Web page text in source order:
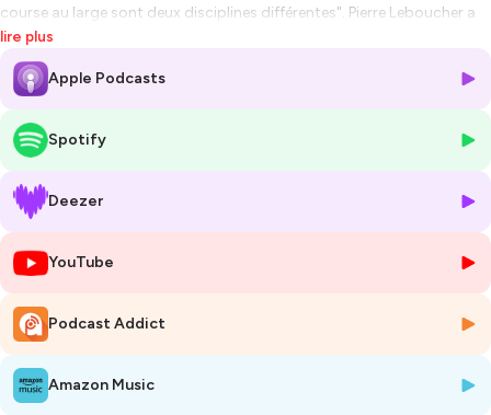
course au large sont deux disciplines différentes". Pierre Leboucher a
longtemps été un pur produit du 470, qu’il a pratiqué pendant plus
de dix ans avec Vincent Garos. Ensemble, ils remportent plusieurs
titres de champion de France, des étapes de Coupe du monde, des
pour les Jeux olympiques de Londres en 2012. Ils y terminent à la 7e
place, frustrés de ne pas avoir concrétisé leur potentiel, mais fiers du
En 2016, Pierre Leboucher change de cap. Ingénieur au bureau
d'études d'AG+ Spars, il plaque tout et fait "
la course au large et entame une nouvelle vie de figariste, d’abord sur
ses fonds propres, puis sous les couleurs de Guyot Environnement
pendant quatre saisons. Dans cette discipline exigeante, il se forge
une solide réputation, jusqu’à remporter une étape de la Solitaire du
Depuis, le Nantais explore tous les supports : Figaro, Class40, Ocean
lire plus
Apple Podcasts
Spotify
Deezer
YouTube
Podcast Addict
Amazon Music